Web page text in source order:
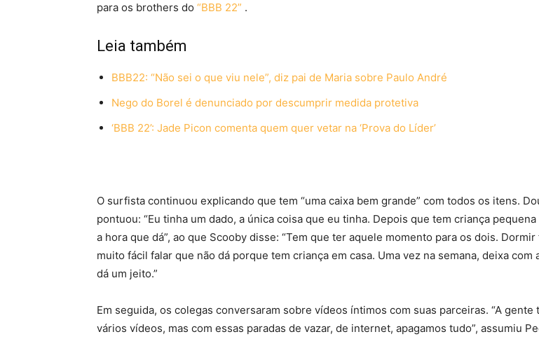
para os brothers do “BBB 22” .
Leia também
BBB22: “Não sei o que viu nele”, diz pai de Maria sobre Paulo André
Nego do Borel é denunciado por descumprir medida protetiva
‘BBB 22’: Jade Picon comenta quem quer vetar na ‘Prova do Líder’
O surfista continuou explicando que tem “uma caixa bem grande” com todos os itens.
pontuou: “Eu tinha um dado, a única coisa que eu tinha. Depois que tem criança
a hora que dá”, ao que Scooby disse: “Tem que ter aquele momento para os dois.
muito fácil falar que não dá porque tem criança em casa. Uma vez na semana, deixa com
dá um jeito.”
Em seguida, os colegas conversaram sobre vídeos íntimos com suas parceiras. “A gente
vários vídeos, mas com essas paradas de vazar, de internet, apagamos tudo”, assumiu